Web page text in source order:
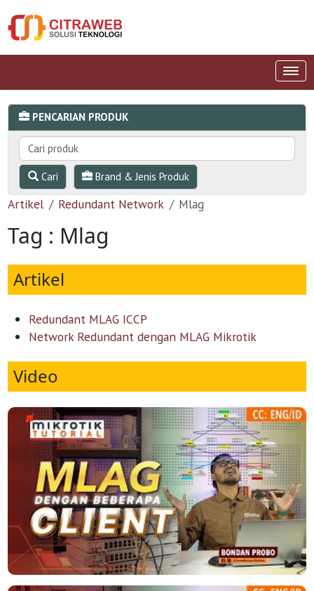
PENCARIAN PRODUK
Cari Brand & Jenis Produk
Artikel Redundant Network Mlag
Tag : Mlag
Artikel
Redundant MLAG ICCP
Network Redundant dengan MLAG Mikrotik
Video